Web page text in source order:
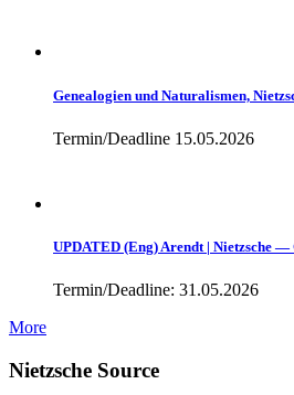
Genealogien und Naturalismen,
Termin/Deadline 15.05.2026
UPDATED (Eng) Arendt | Nietzsche
Termin/Deadline: 31.05.2026
More
Nietzsche Source